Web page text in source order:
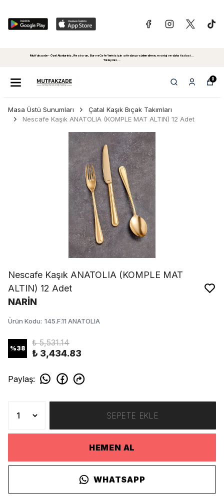
Mutfakzade - Özel Alanlariniz, Restoran, Bar ve Cafe'leriniz için sıfırdan projelendirme, montaj ve daha fazlasi...
Tiklayiniz...
0
Masa Üstü Sunumları
Çatal Kaşık Bıçak Takımları
Nescafe Kaşık ANATOLIA (KOMPLE MAT ALTIN) 12 Adet
Nescafe Kaşık ANATOLIA (KOMPLE MAT
ALTIN) 12 Adet
NARİN
Ürün Kodu: 145.F.11 ANATOLIA
%38
₺ 5,531.14
₺ 3,434.83
Paylaş:
SEPETE EKLE
HEMEN AL
WHATSAPP